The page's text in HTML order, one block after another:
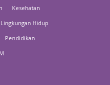
Kesehatan
Lingkungan Hidup
Pendidikan